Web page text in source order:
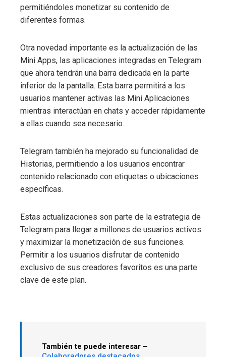
permitiéndoles monetizar su contenido de
diferentes formas.
Otra novedad importante es la actualización de las
Mini Apps, las aplicaciones integradas en Telegram
que ahora tendrán una barra dedicada en la parte
inferior de la pantalla. Esta barra permitirá a los
usuarios mantener activas las Mini Aplicaciones
mientras interactúan en chats y acceder rápidamente
a ellas cuando sea necesario.
Telegram también ha mejorado su funcionalidad de
Historias, permitiendo a los usuarios encontrar
contenido relacionado con etiquetas o ubicaciones
específicas.
Estas actualizaciones son parte de la estrategia de
Telegram para llegar a millones de usuarios activos
y maximizar la monetización de sus funciones.
Permitir a los usuarios disfrutar de contenido
exclusivo de sus creadores favoritos es una parte
clave de este plan.
También te puede interesar –